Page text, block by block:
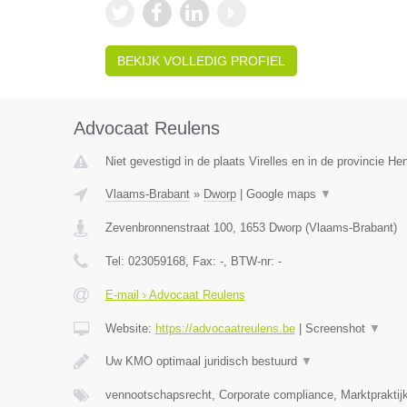
BEKIJK VOLLEDIG PROFIEL
Advocaat Reulens
Niet gevestigd in de plaats Virelles en in de provincie
Vlaams-Brabant» Dworp| Google maps ▼
Zevenbronnenstraat 100, 1653 Dworp(Vlaams-Brabant)
Tel: 023059168, Fax: -, BTW-nr: -
E-mail › Advocaat Reulens
Website: https://advocaatreulens.be| Screenshot ▼
Uw KMO optimaal juridisch bestuurd ▼
vennootschapsrecht, Corporate compliance,